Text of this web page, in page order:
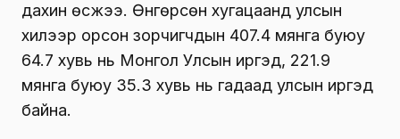
дахин өсжээ. Өнгөрсөн хугацаанд улсын
хилээр орсон зорчигчдын 407.4 мянга буюу
64.7 хувь нь Монгол Улсын иргэд, 221.9
мянга буюу 35.3 хувь нь гадаад улсын иргэд
байна.